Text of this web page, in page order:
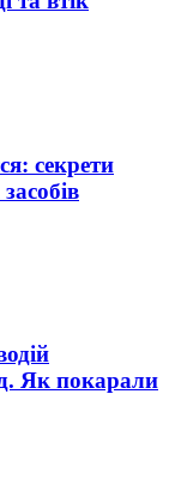
секрети
Як покарали